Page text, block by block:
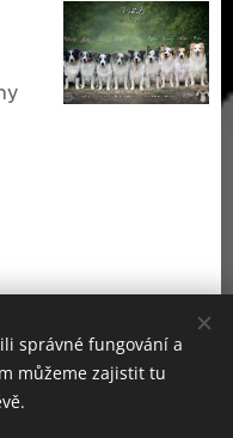
kolie a sheltie
správné fungování a
můžeme zajistit tu